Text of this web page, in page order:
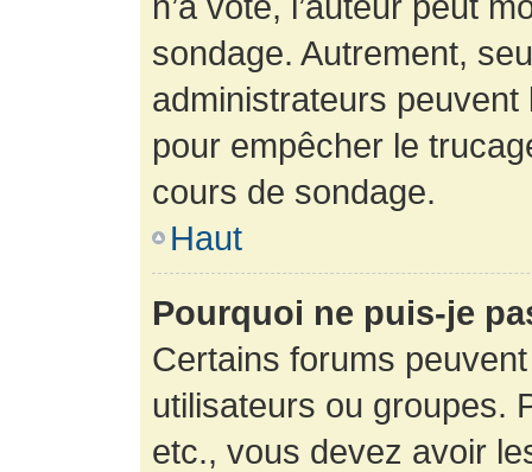
sondage. Autrement,
administrateurs
pour empêcher le
cours de sondage.
Haut
Pourquoi ne puis-je
Certains forums
utilisateurs ou groupes.
etc., vous devez avoir